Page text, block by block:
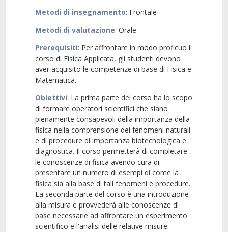
Metodi di insegnamento: Frontale
Metodi di valutazione: Orale
Prerequisiti: Per affrontare in modo proficuo il
corso di Fisica Applicata, gli studenti devono
aver acquisito le competenze di base di Fisica e
Matematica.
Obiettivi: La prima parte del corso ha lo scopo
di formare operatori scientifici che siano
pienamente consapevoli della importanza della
fisica nella comprensione dei fenomeni naturali
e di procedure di importanza biotecnologica e
diagnostica. Il corso permetterà di completare
le conoscenze di fisica avendo cura di
presentare un numero di esempi di come la
fisica sia alla base di tali fenomeni e procedure.
La seconda parte del corso è una introduzione
alla misura e provvederà alle conoscenze di
base necessarie ad affrontare un esperimento
scientifico e l'analisi delle relative misure.